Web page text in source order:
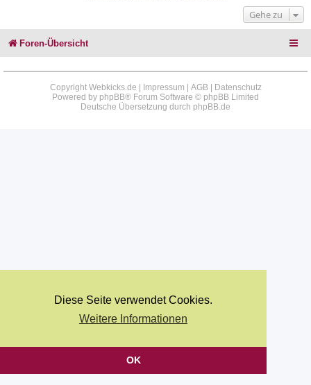
Diese Seite verwendet Cookies.
Weitere Informationen
OK
Gehe zu
Foren-Übersicht
Copyright Webkicks.de | Impressum AGB|
Datenschutz
Powered by phpBB® Forum Software © phpBB Limited
Deutsche Übersetzung durch phpBB.de